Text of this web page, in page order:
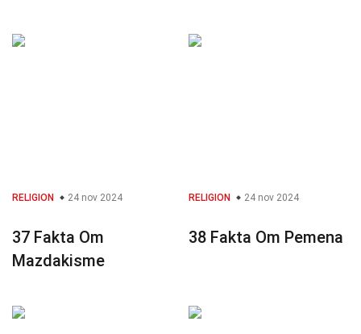
RELIGION 24 nov 2024
37 Fakta Om
Mazdakisme
RELIGION 24 nov 2024
38 Fakta Om Pemena